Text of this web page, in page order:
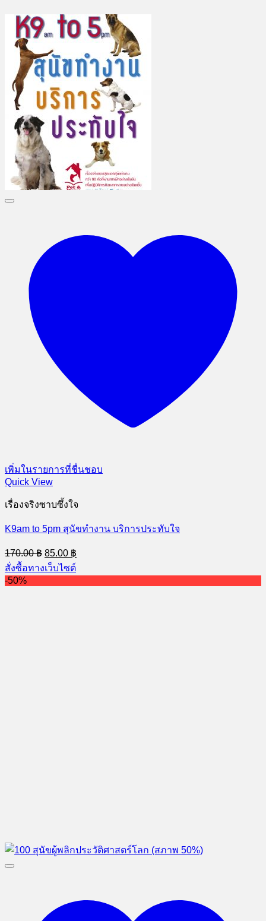
เพิ่มในรายการที่ชื่นชอบ
Quick View
เรื่องจริงซาบซึ้งใจ
K9am to 5pm สุนัขทำงาน บริการประทับใจ
170.00฿ Original
price
was:
170.00 ฿.
85.00 ฿
price
85.00 ฿.
สั่งซื้อทางเว็บไซต์
-50%